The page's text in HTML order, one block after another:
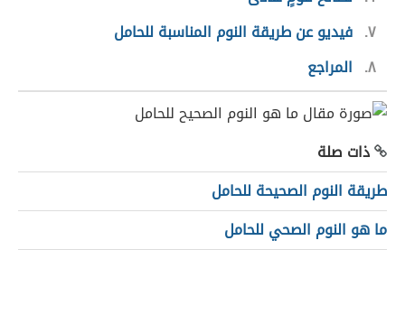
٧ فيديو عن طريقة النوم المناسبة للحامل
٨ المراجع
ذات صلة
طريقة النوم الصحيحة للحامل
ما هو النوم الصحي للحامل